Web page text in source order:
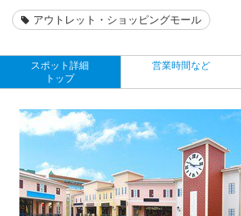
アウトレット・ショッピングモール
スポット詳細
トップ
営業時間など